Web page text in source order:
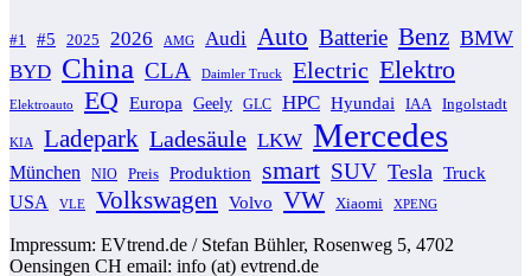
#1 #5 2025 2026 AMG Audi Auto Batterie Benz BMW
BYD China CLA Daimler Truck Electric Elektro
Elektroauto EQ Europa Geely GLC HPC Hyundai IAA Ingolstadt
KIA Ladepark Ladesäule LKW Mercedes
München NIO Preis Produktion smart SUV Tesla Truck
USA VLE Volkswagen Volvo VW Xiaomi XPENG
Impressum: EVtrend.de / Stefan Bühler, Rosenweg 5, 4702
Oensingen CH email: info (at) evtrend.de